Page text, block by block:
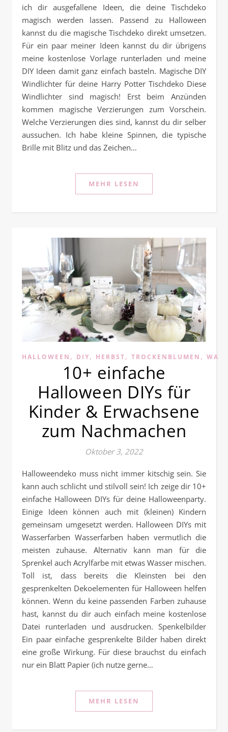
ich dir ausgefallene Ideen, die deine Tischdeko
magisch werden lassen. Passend zu Halloween
kannst du die magische Tischdeko direkt umsetzen.
Für ein paar meiner Ideen kannst du dir übrigens
meine kostenlose Vorlage runterladen und meine
DIY Ideen damit ganz einfach basteln. Magische DIY
Windlichter für deine Harry Potter Tischdeko Diese
Windlichter sind magisch! Erst beim Anzünden
kommen magische Verzierungen zum Vorschein.
Welche Verzierungen dies sind, kannst du dir selber
aussuchen. Ich habe kleine Spinnen, die typische
Brille mit Blitz und das Zeichen…
MEHR LESEN
HALLOWEEN , DIY, HERBST, TROCKENBLUMEN ,
10+ einfache
Halloween DIYs für
Kinder & Erwachsene
zum Nachmachen
Oktober 3, 2022
Halloweendeko muss nicht immer kitschig sein. Sie
kann auch schlicht und stilvoll sein! Ich zeige dir 10+
einfache Halloween DIYs für deine Halloweenparty.
Einige Ideen können auch mit (kleinen) Kindern
gemeinsam umgesetzt werden. Halloween DIYs mit
Wasserfarben Wasserfarben haben vermutlich die
meisten zuhause. Alternativ kann man für die
Sprenkel auch Acrylfarbe mit etwas Wasser mischen.
Toll ist, dass bereits die Kleinsten bei den
gesprenkelten Dekoelementen für Halloween helfen
können. Wenn du keine passenden Farben zuhause
hast, kannst du dir auch einfach meine kostenlose
Datei runterladen und ausdrucken. Spenkelbilder
Ein paar einfache gesprenkelte Bilder haben direkt
eine große Wirkung. Für diese brauchst du einfach
nur ein Blatt Papier (ich nutze gerne…
MEHR LESEN